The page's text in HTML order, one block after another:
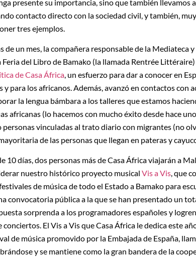
presente su importancia, sino que también llevamos
contacto directo con la sociedad civil, y también,
tres ejemplos.
de un mes, la compañera responsable de la Mediateca
Feria del Libro de Bamako (la llamada Rentrée Littéraire)
de Casa África, un esfuerzo para dar a conocer en
y para los africanos. Además, avanzó en contactos con
la lengua bámbara a los talleres que estamos
africanas (lo hacemos con mucho éxito desde hace
personas vinculadas al trato diario con migrantes (no
de las personas que llegan en pateras y
10 días, dos personas más de Casa África viajarán a
nuestro histórico proyecto musical Vis a Vis, que
de música de todo el Estado a Bamako para
convocatoria pública a la que se han presentado un
sorprenda a los programadores españoles y
conciertos. El Vis a Vis que Casa África le dedica este
de música promovido por la Embajada de España,
y se mantiene como la gran bandera de la